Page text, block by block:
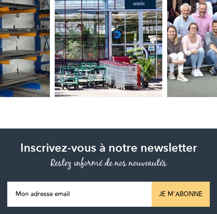
Inscrivez-vous à notre newsletter
Restez informé de nos nouveautés
JE M'ABONNE